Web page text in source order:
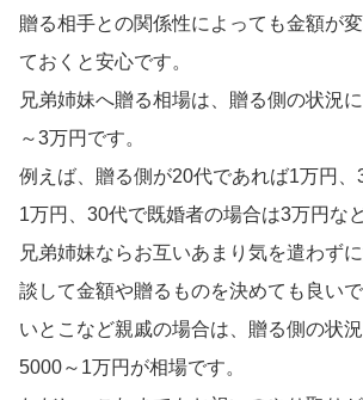
贈る相手との関係性によっても金額が
ておくと安心です。
兄弟姉妹へ贈る相場は、贈る側の状況
～3万円です。
例えば、贈る側が20代であれば1万円、
1万円、30代で既婚者の場合は3万円な
兄弟姉妹ならお互いあまり気を遣わず
談して金額や贈るものを決めても良いで
いとこなど親戚の場合は、贈る側の状
5000～1万円が相場です。